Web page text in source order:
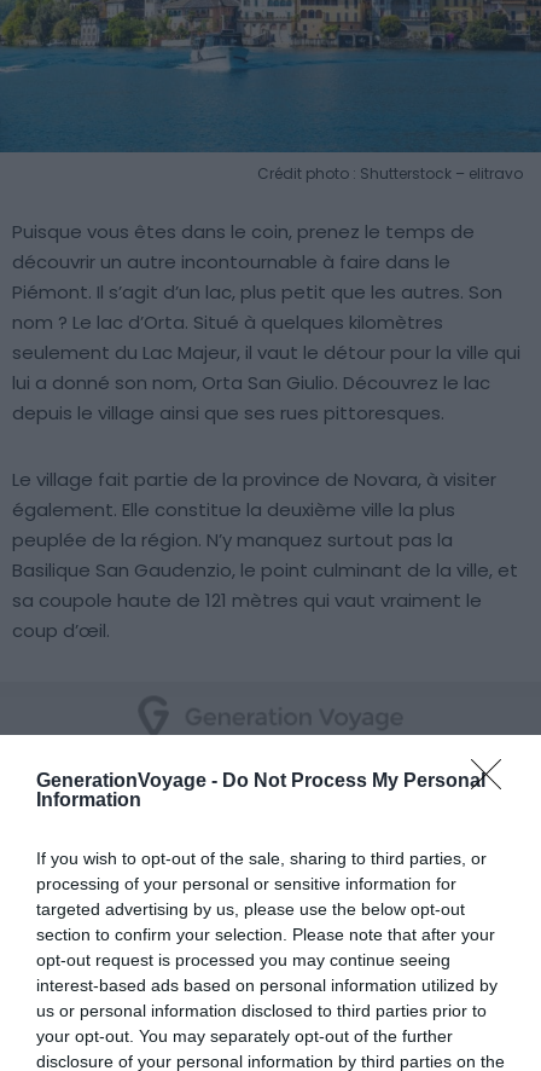
GenerationVoyage - Do Not Process My Personal
Information
If you wish to opt-out of the sale, sharing to third parties, or
processing of your personal or sensitive information for
targeted advertising by us, please use the below opt-out
section to confirm your selection. Please note that after your
opt-out request is processed you may continue seeing
interest-based ads based on personal information utilized by
us or personal information disclosed to third parties prior to
your opt-out. You may separately opt-out of the further
disclosure of your personal information by third parties on the
Crédit photo : Shutterstock – elitravo
Puisque vous êtes dans le coin, prenez le temps de
découvrir un autre incontournable à faire dans le
Piémont. Il s’agit d’un lac, plus petit que les autres. Son
nom ? Le lac d’Orta. Situé à quelques kilomètres
seulement du Lac Majeur, il vaut le détour pour la ville qui
lui a donné son nom, Orta San Giulio. Découvrez le lac
depuis le village ainsi que ses rues pittoresques.
Le village fait partie de la province de Novara, à visiter
également. Elle constitue la deuxième ville la plus
peuplée de la région. N’y manquez surtout pas la
Basilique San Gaudenzio, le point culminant de la ville, et
sa coupole haute de 121 mètres qui vaut vraiment le
coup d’œil.
8. Asti